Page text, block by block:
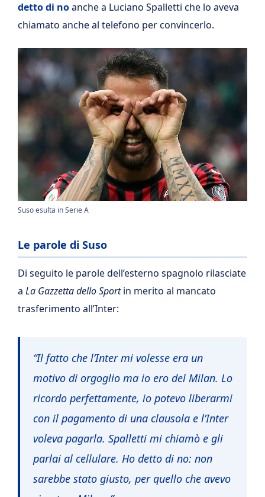
detto di noanche a Luciano Spalletti che lo aveva
chiamato anche al telefono per convincerlo.
Suso esulta in Serie A
Le parole di Suso
Di seguito le parole dell’esterno spagnolo rilasciate
a La Gazzetta dello Sportin merito al mancato
trasferimento all’Inter:
“Il fatto che l’Inter mi volesse era un
motivo di orgoglio ma io ero del Milan. Lo
ricordo perfettamente, io potevo liberarmi
con il pagamento di una clausola e l’Inter
voleva pagarla. Spalletti mi chiamò e gli
parlai al cellulare. Ho detto di no: non
sarebbe stato giusto, per quello che avevo